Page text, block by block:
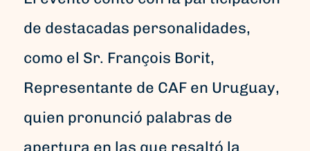
de destacadas personalidades,
como el Sr. François Borit,
Representante de CAF en Uruguay,
quien pronunció palabras de
apertura en las que resaltó la